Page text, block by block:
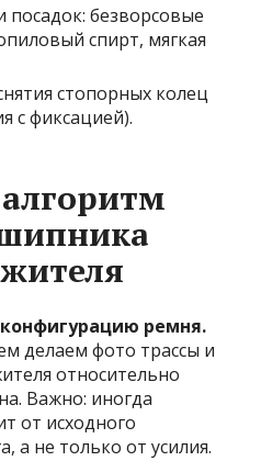
посадок: безворсовые
спирт, мягкая
стопорных колец
с фиксацией).
ремня.
делаем фото трассы и
относительно
Важно: иногда
от исходного
а не только от усилия.